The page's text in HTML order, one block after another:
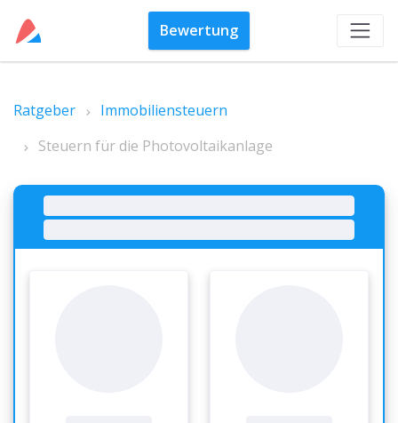
Bewertung
Ratgeber
Immobiliensteuern
Steuern für die Photovoltaikanlage